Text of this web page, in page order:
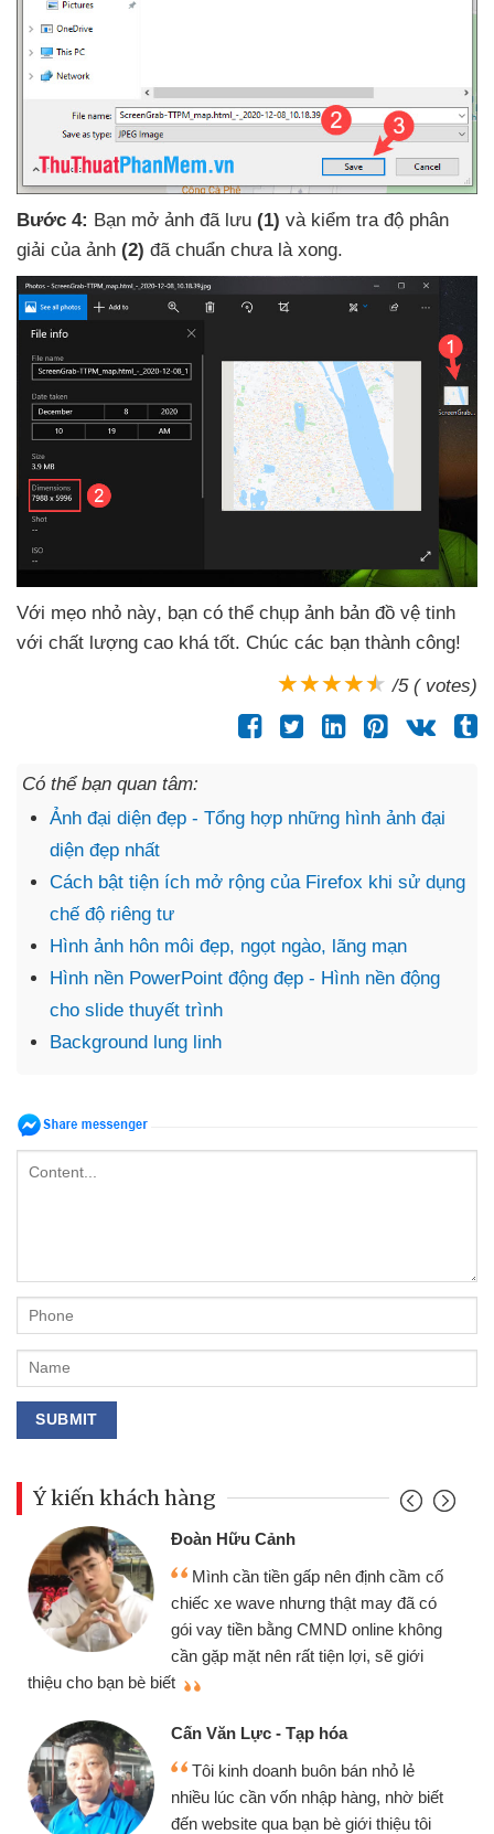
Bước 4: Bạn mở ảnh đã lưu (1) và kiểm tra độ phân
giải của ảnh (2) đã chuẩn chưa là xong.
Với mẹo nhỏ này, bạn có thể chụp ảnh bản đồ vệ tinh
với chất lượng cao khá tốt. Chúc các bạn thành công!
/5 ( votes)
Có thể bạn quan tâm:
Ảnh đại diện đẹp - Tổng hợp những hình ảnh đại
diện đẹp nhất
Cách bật tiện ích mở rộng của Firefox khi sử dụng
chế độ riêng tư
Hình ảnh hôn môi đẹp, ngọt ngào, lãng mạn
Hình nền PowerPoint động đẹp - Hình nền động
cho slide thuyết trình
Background lung linh
Ý kiến khách hàng
Đoàn Hữu Cảnh
Mình cần tiền gấp nên định cầm cố
chiếc xe wave nhưng thật may đã có
gói vay tiền bằng CMND online không
cần gặp mặt nên rất tiện lợi, sẽ giới
thiệu cho bạn bè biết
Cấn Văn Lực - Tạp hóa
Tôi kinh doanh buôn bán nhỏ lẻ
nhiều lúc cần vốn nhập hàng, nhờ biết
đến website qua bạn bè giới thiệu tôi